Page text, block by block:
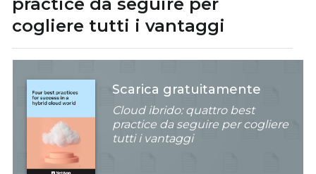
cogliere tutti i vantaggi
Scarica gratuitamente
Cloud ibrido: quattro best
practice da seguire per cogliere
tutti i vantaggi